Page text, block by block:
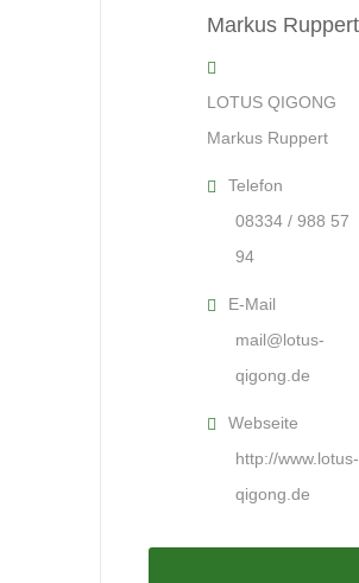
LOTUS QIGONG
Markus Ruppert
Telefon
08334 / 988 57
94
E-Mail
mail@lotus-
qigong.de
Webseite
http://www.lotus-
qigong.de